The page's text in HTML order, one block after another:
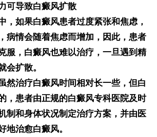
导致白癜风扩散
如果白癜风患者过度紧张和焦虑，
病情会随着焦虑而增加，因此，患者
服，白癜风也难以治疗，一旦遇到精
会扩散。
治疗白癜风时间相对长一些，但白
，患者由正规的白癜风专科医院及时
制和身体状况制定治疗方案，并由医
地治愈白癜风。